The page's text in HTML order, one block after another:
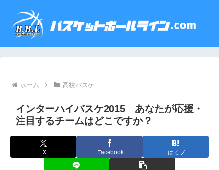
ホーム 高校バスケ
インターハイバスケ2015 あなたが応援・
注目するチームはどこですか？
X Facebook はてブ